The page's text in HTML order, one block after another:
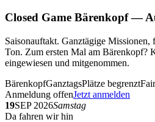
Closed Game Bärenkopf —
Saisonauftakt. Ganztägige Missionen,
Ton. Zum ersten Mal am
eingewiesen und mitgenommen.
BärenkopfGanztagsPlätze begrenzt
Anmeldung offenJetzt anmelden
19SEP 2026Samstag
Da fahren wir hin